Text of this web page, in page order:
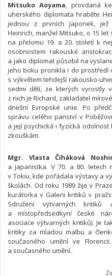
Mitsuko Aoyama, provdaná
uherského diplomata hraběte
jednou z prvních Japonek,
Heinrich, manžel Mitsuko, o 15
na přelomu 19. a 20. století k
osobnostem rakouské
a jako diplomat působil na
jeho boku pronikla i do prostředí
s výkvětem tehdejší rakousko-
sedmi dětí, ze kterých vyrostly
z nich je Richard, zakladatel
dnešní Evropské unie. Po
správu celého panství v
a její psychická i fyzická
zkouškám.
Mgr. Vlasta Čiháková
a japanistka. V 70. a 80. letech
v Tokiu, kde pořádala výstavy a
školách. Od roku 1989 žije v
kurátorka v Galerii kritiků v
Sdružení výtvarných
a místopředsedkyní české
asociace výtvarných kritiků). Je
kritiky za mladou malbu a
současného umění ve
a současného umění.